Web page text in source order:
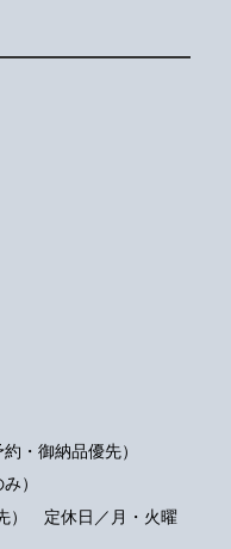
・御納品優先）
）
） 定休日／月・火曜